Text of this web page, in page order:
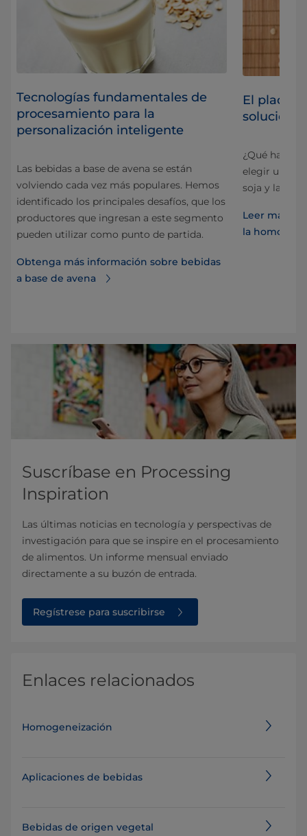
Tecnologías fundamentales de
procesamiento para la
personalización inteligente
Las bebidas a base de avena se están
volviendo cada vez más populares. Hemos
identificado los principales desafíos, que los
productores que ingresan a este segmento
pueden utilizar como punto de partida.
Obtenga más información sobre bebidas
a base de avena
El placer
¿Qué hay
elegir un
soja y las
Leer más
la
Suscríbase en Processing
Inspiration
Las últimas noticias en tecnología y perspectivas de
investigación para que se inspire en el procesamiento
de alimentos. Un informe mensual enviado
directamente a su buzón de entrada.
Regístrese para suscribirse
Enlaces relacionados
Homogeneización
Aplicaciones de bebidas
Bebidas de origen vegetal